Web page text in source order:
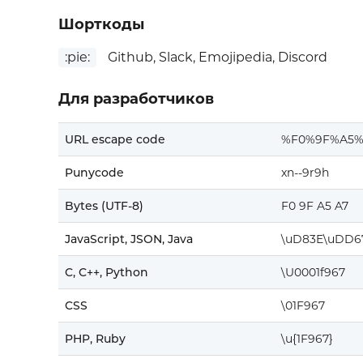
Шорткоды
:pie: Github, Slack, Emojipedia, Discord
Для разработчиков
URL escape code
Punycode xn--9r9h
Bytes (UTF-8) F0 9F A5 A7
JavaScript, JSON, Java
C, C++, Python \U0001f967
CSS \01F967
PHP, Ruby \u{1F967}